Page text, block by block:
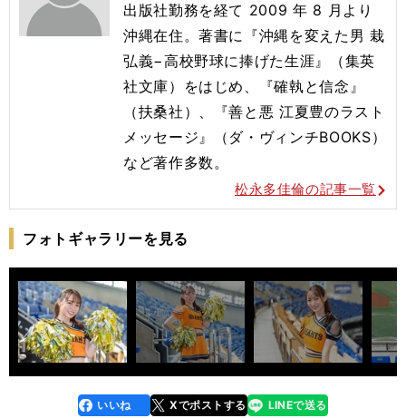
出版社勤務を経て 2009 年 8 月より
沖縄在住。著書に『沖縄を変えた男 栽
弘義−高校野球に捧げた生涯』（集英
社文庫）をはじめ、『確執と信念』
（扶桑社）、『善と悪 江夏豊のラスト
メッセージ』（ダ・ヴィンチBOOKS）
など著作多数。
松永多佳倫の記事一覧
フォトギャラリーを見る
faceboo
k
いいね Xでポストする
line LINEで送る